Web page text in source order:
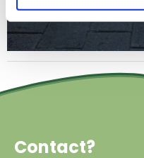
Contact?